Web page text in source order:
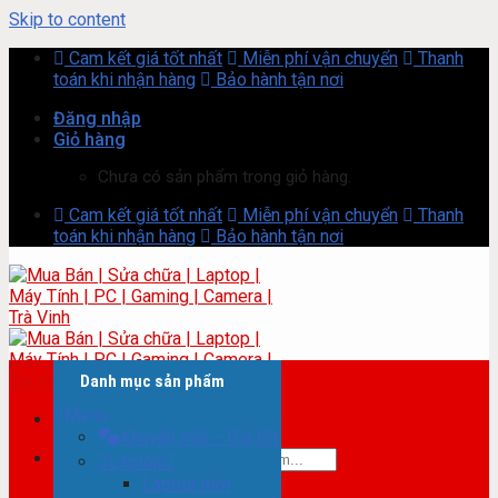
Skip to content
Cam kết giá tốt nhất
Miễn phí vận chuyển
Thanh
toán khi nhận hàng
Bảo hành tận nơi
Đăng nhập
Giỏ hàng
Chưa có sản phẩm trong giỏ hàng.
Cam kết giá tốt nhất Miễn phí vận chuyển
Thanh
toán khi nhận hàng
Bảo hành tận nơi
Tìm kiếm:
Danh mục sản phẩm